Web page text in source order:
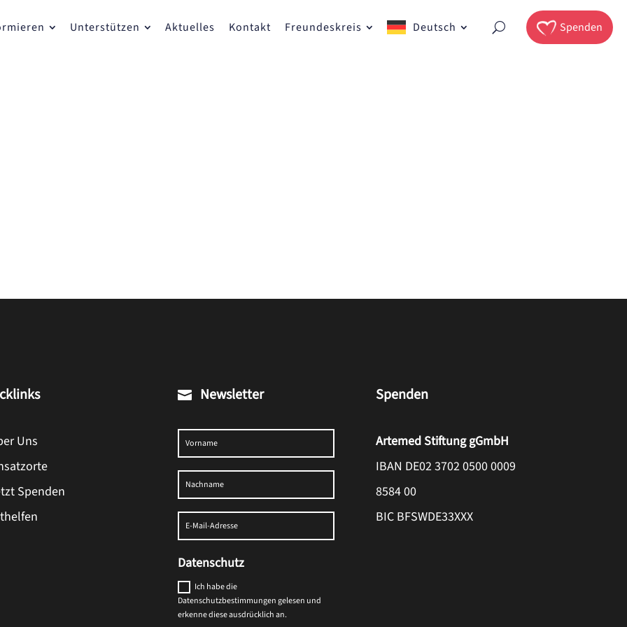
Unterstützen Aktuelles Kontakt Freundeskreis Deutsch Spenden
Uns
Spenden
 Newsletter
Datenschutz
Ich habe die
Datenschutzbestimmungen gelesen und
erkenne diese ausdrücklich an.
Spenden
Artemed Stiftung gGmbH
IBAN DE02 3702 0500 0009
8584 00
BIC BFSWDE33XXX